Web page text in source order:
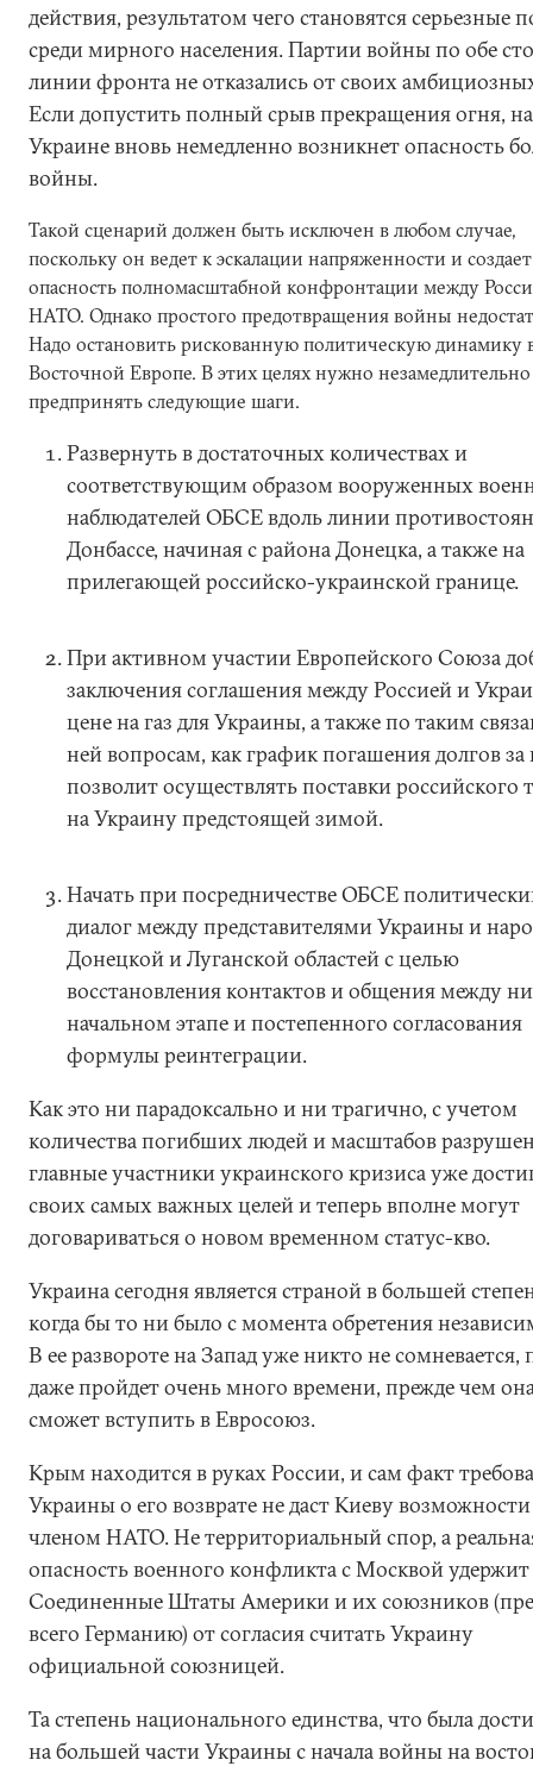
действия, результатом чего становятся серьезные
среди мирного населения. Партии войны по обе
линии фронта не отказались от своих
Если допустить полный срыв прекращения огня, на
Украине вновь немедленно возникнет опасность
войны.
Такой сценарий должен быть исключен в любом случае,
поскольку он ведет к эскалации напряженности и создает
опасность полномасштабной конфронтации между
НАТО. Однако простого предотвращения войны
Надо остановить рискованную политическую динамику
Восточной Европе. В этих целях нужно незамедлительно
предпринять следующие шаги.
Развернуть в достаточных количествах и
соответствующим образом вооруженных
наблюдателей ОБСЕ вдоль линии
Донбассе, начиная с района Донецка, а также на
прилегающей российско-украинской границе.
При активном участии Европейского Союза
заключения соглашения между Россией и
цене на газ для Украины, а также по таким
ней вопросам, как график погашения долгов за
позволит осуществлять поставки российского
на Украину предстоящей зимой.
Начать при посредничестве ОБСЕ
диалог между представителями Украины и
Донецкой и Луганской областей с целью
восстановления контактов и общения между
начальном этапе и постепенного согласования
формулы реинтеграции.
Как это ни парадоксально и ни трагично, с учетом
количества погибших людей и масштабов
главные участники украинского кризиса уже
своих самых важных целей и теперь вполне могут
договариваться о новом временном статус-кво.
Украина сегодня является страной в большей
когда бы то ни было с момента обретения
В ее развороте на Запад уже никто не сомневается,
даже пройдет очень много времени, прежде чем
сможет вступить в Евросоюз.
Крым находится в руках России, и сам факт
Украины о его возврате не даст Киеву возможности
членом НАТО. Не территориальный спор, а
опасность военного конфликта с Москвой удержит
Соединенные Штаты Америки и их союзников
всего Германию) от согласия считать Украину
официальной союзницей.
Та степень национального единства, что была
на большей части Украины с начала войны на